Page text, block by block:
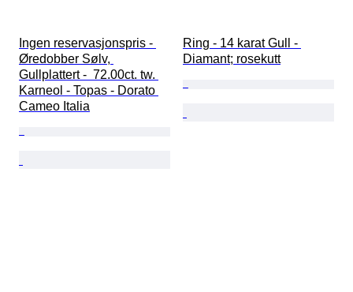
Ingen reservasjonspris -
Øredobber Sølv,
Gullplattert -  72.00ct. tw.
Karneol - Topas - Dorato
Cameo Italia
Ring - 14 karat Gull -
Diamant; rosekutt